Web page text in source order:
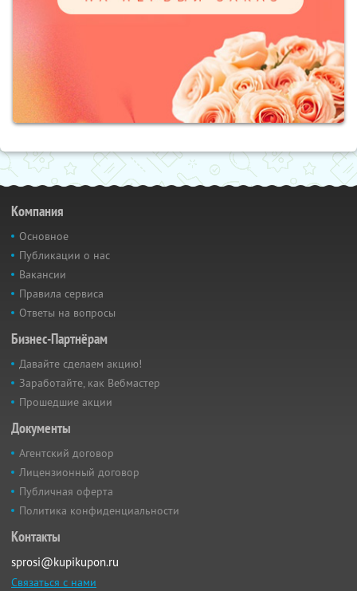
Компания
Основное
Публикации о нас
Вакансии
Правила сервиса
Ответы на вопросы
Бизнес-Партнёрам
Давайте сделаем акцию!
Заработайте, как Вебмастер
Прошедшие акции
Документы
Агентский договор
Лицензионный договор
Публичная оферта
Политика конфиденциальности
Контакты
sprosi@kupikupon.ru
Связаться с нами